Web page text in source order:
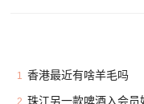
1 香港最近有啥羊毛吗
2 珠江另一款啤酒入会员